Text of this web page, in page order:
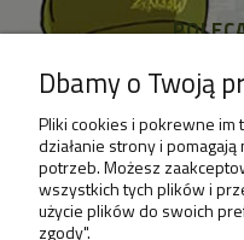
Dbamy o Twoją
Pliki cookies i pokrewne
działanie strony i
potrzeb. Możesz
wszystkich tych plików i
użycie plików do swoich
zgody".